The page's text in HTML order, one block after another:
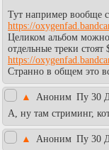
Тут например вообще
https://
Целиком альбом можно
отдельные треки стоят
https://
Странно в общем это
▲ Аноним Пy 30
А, ну там стриминг,
▲ Аноним Пy 30